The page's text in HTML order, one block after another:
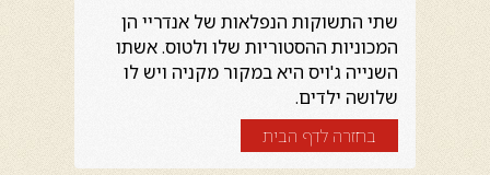
שתי התשוקות הנפלאות של אנדריי הן
המכוניות ההסטוריות שלו ולטוס. אשתו
השנייה ג'ויס היא במקור מקניה ויש לו
שלושה ילדים.
בחזרה לדף הבית